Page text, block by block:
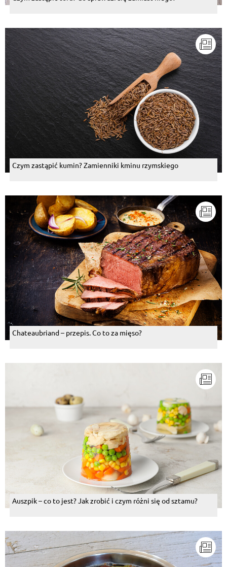
Czym zastąpić kumin? Zamienniki kminu rzymskiego
Chateaubriand – przepis. Co to za mięso?
Auszpik – co to jest? Jak zrobić i czym różni się od sztamu?